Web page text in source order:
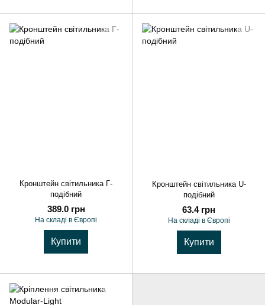
Кронштейн світильника Г-
подібний
389.0 грн
На складі в Європі
Купити
Кронштейн світильника U-
подібний
63.4 грн
На складі в Європі
Купити